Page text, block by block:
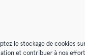
le stockage de cookies
et contribuer à nos